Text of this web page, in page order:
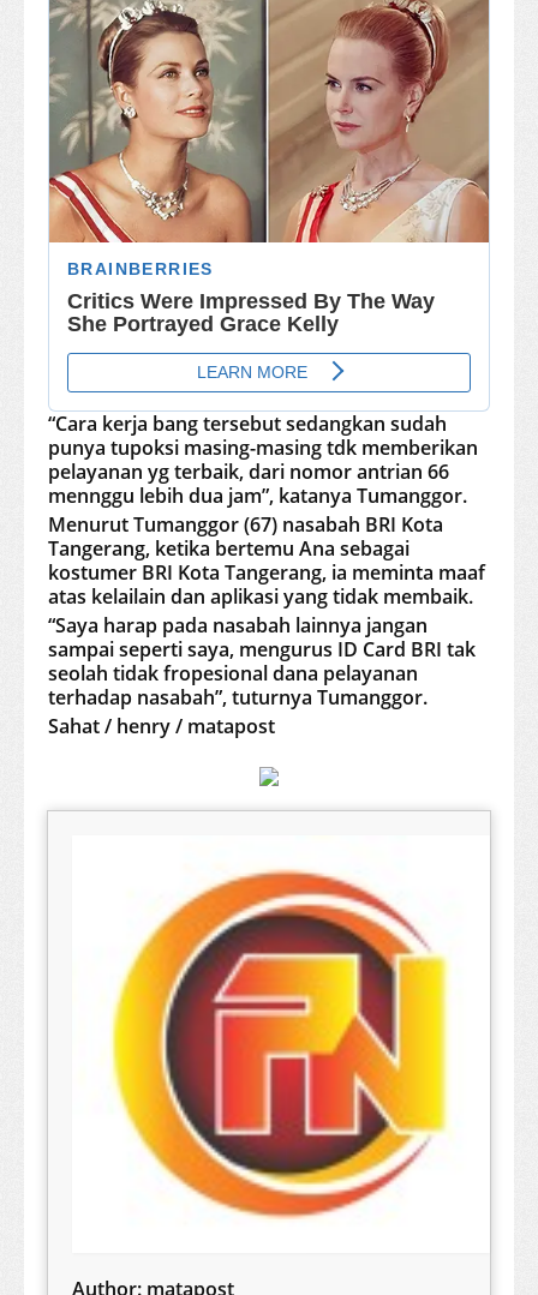
“Cara kerja bang tersebut sedangkan sudah
punya tupoksi masing-masing tdk memberikan
pelayanan yg terbaik, dari nomor antrian 66
mennggu lebih dua jam”, katanya Tumanggor.
Menurut Tumanggor (67) nasabah BRI Kota
Tangerang, ketika bertemu Ana sebagai
kostumer BRI Kota Tangerang, ia meminta maaf
atas kelailain dan aplikasi yang tidak membaik.
“Saya harap pada nasabah lainnya jangan
sampai seperti saya, mengurus ID Card BRI tak
seolah tidak fropesional dana pelayanan
terhadap nasabah”, tuturnya Tumanggor.
Sahat / henry / matapost
Author: matapost